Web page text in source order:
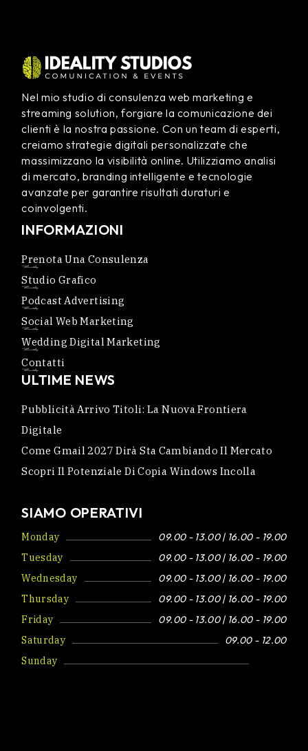
Nel mio studio di consulenza web marketing e
streaming solution, forgiare la comunicazione dei
clienti è la nostra passione. Con un team di esperti,
creiamo strategie digitali personalizzate che
massimizzano la visibilità online. Utilizziamo analisi
di mercato, branding intelligente e tecnologie
avanzate per garantire risultati duraturi e
coinvolgenti.
INFORMAZIONI
Prenota Una Consulenza
Studio Grafico
Podcast Advertising
Social Web Marketing
Wedding Digital Marketing
Contatti
ULTIME NEWS
Pubblicità Arrivo Titoli: La Nuova Frontiera
Digitale
Come Gmail 2027 Dirà Sta Cambiando Il Mercato
Scopri Il Potenziale Di Copia Windows Incolla
SIAMO OPERATIVI
Monday
09.00 - 13.00 | 16.00 - 19.00
Tuesday
09.00 - 13.00 | 16.00 - 19.00
Wednesday
09.00 - 13.00 | 16.00 - 19.00
Thursday
09.00 - 13.00 | 16.00 - 19.00
Friday
09.00 - 13.00 | 16.00 - 19.00
Saturday
09.00 - 12.00
Sunday